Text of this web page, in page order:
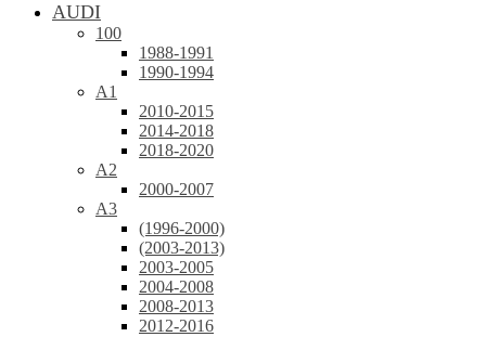
AUDI
100
1988-1991
1990-1994
A1
2010-2015
2014-2018
2018-2020
A2
2000-2007
A3
(1996-2000)
(2003-2013)
2003-2005
2004-2008
2008-2013
2012-2016